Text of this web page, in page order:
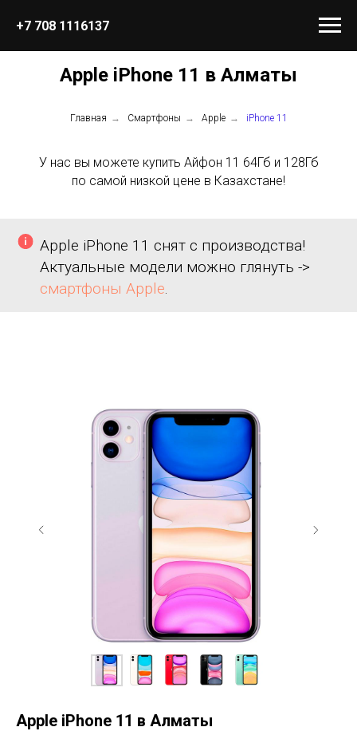
+7 708 1116137
Apple iPhone 11 в Алматы
Главная → Смартфоны → Apple → iPhone 11
У нас вы можете купить Айфон 11 64Гб и 128Гб
по самой низкой цене в Казахстане!
Apple iPhone 11 снят с производства!
Актуальные модели можно глянуть ->
смартфоны Apple.
Apple iPhone 11 в Алматы